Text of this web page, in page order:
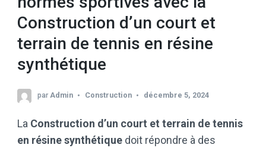
Construction d’un court et
terrain de tennis en résine
synthétique
par Admin Construction décembre 5, 2024
La Construction d’un court et terrain de tennis
en résine synthétique doit répondre à des